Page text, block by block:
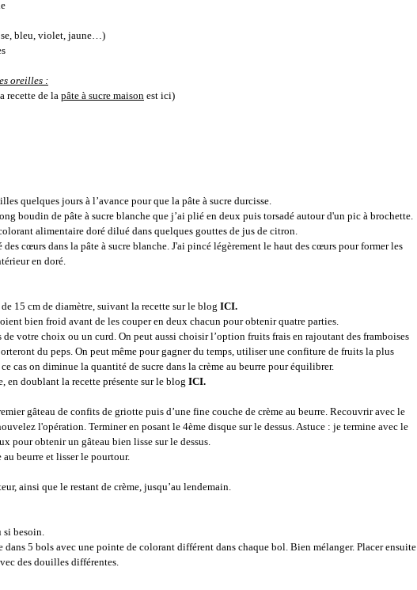
bleu, violet, jaune…)
oreilles :
de la pâte à sucre maison est ici)
quelques jours à l’avance pour que la pâte à sucre durcisse.
boudin de pâte à sucre blanche que j’ai plié en deux puis torsadé autour d'un pic à brochette.
alimentaire doré dilué dans quelques gouttes de jus de citron.
cœurs dans la pâte à sucre blanche. J'ai pincé légèrement le haut des cœurs pour former les
en doré.
15 cm de diamètre, suivant la recette sur le blog ICI.
bien froid avant de les couper en deux chacun pour obtenir quatre parties.
votre choix ou un curd. On peut aussi choisir l’option fruits frais en rajoutant des framboises
du peps. On peut même pour gagner du temps, utiliser une confiture de fruits la plus
cas on diminue la quantité de sucre dans la crème au beurre pour équilibrer.
en doublant la recette présente sur le blog ICI.
gâteau de confits de griotte puis d’une fine couche de crème au beurre. Recouvrir avec le
l'opération. Terminer en posant le 4ème disque sur le dessus. Astuce : je termine avec le
pour obtenir un gâteau bien lisse sur le dessus.
beurre et lisser le pourtour.
ainsi que le restant de crème, jusqu’au lendemain.
si besoin.
dans 5 bols avec une pointe de colorant différent dans chaque bol. Bien mélanger. Placer ensuite
des douilles différentes.